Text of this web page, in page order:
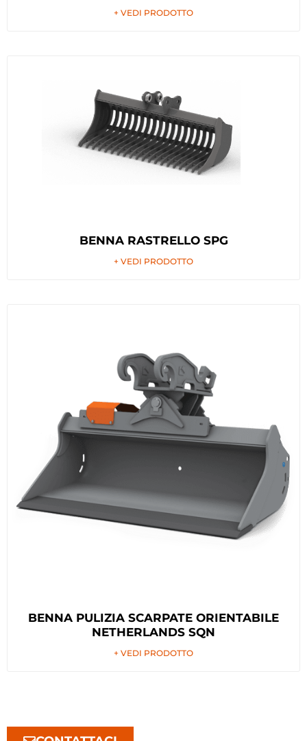
+ VEDI PRODOTTO
BENNA RASTRELLO SPG
+ VEDI PRODOTTO
BENNA PULIZIA SCARPATE ORIENTABILE
NETHERLANDS SQN
+ VEDI PRODOTTO